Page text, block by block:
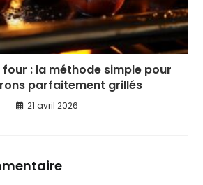
: la méthode simple pour
parfaitement grillés
21 avril 2026